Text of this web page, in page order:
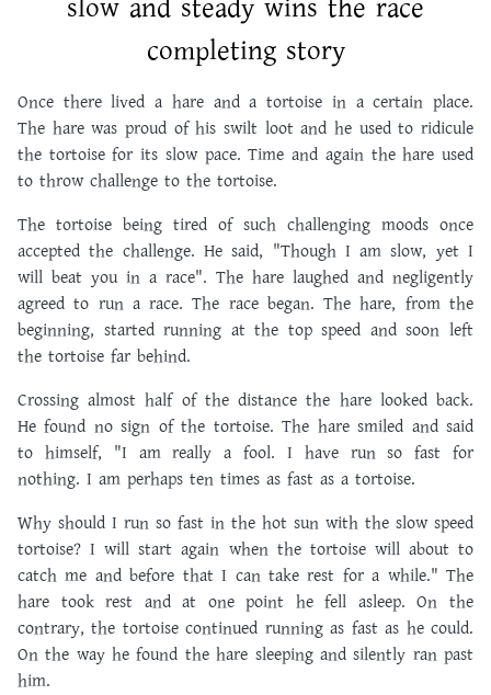
slow and steady wins the race
completing story
Once there lived a hare and a tortoise in a certain place.
The hare was proud of his swilt loot and he used to ridicule
the tortoise for its slow pace. Time and again the hare used
to throw challenge to the tortoise.
The tortoise being tired of such challenging moods once
accepted the challenge. He said, "Though I am slow, yet I
will beat you in a race". The hare laughed and negligently
agreed to run a race. The race began. The hare, from the
beginning, started running at the top speed and soon left
the tortoise far behind.
Crossing almost half of the distance the hare looked back.
He found no sign of the tortoise. The hare smiled and said
to himself, "I am really a fool. I have run so fast for
nothing. I am perhaps ten times as fast as a tortoise.
Why should I run so fast in the hot sun with the slow speed
tortoise? I will start again when the tortoise will about to
catch me and before that I can take rest for a while." The
hare took rest and at one point he fell asleep. On the
contrary, the tortoise continued running as fast as he could.
On the way he found the hare sleeping and silently ran past
him.